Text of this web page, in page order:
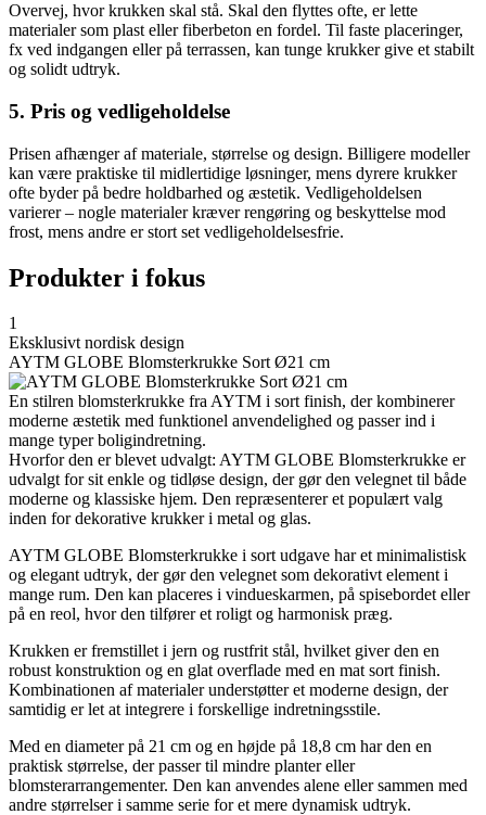
Overvej, hvor krukken skal stå. Skal den flyttes ofte, er lette
materialer som plast eller fiberbeton en fordel. Til faste placeringer,
fx ved indgangen eller på terrassen, kan tunge krukker give et stabilt
og solidt udtryk.
5. Pris og vedligeholdelse
Prisen afhænger af materiale, størrelse og design. Billigere modeller
kan være praktiske til midlertidige løsninger, mens dyrere krukker
ofte byder på bedre holdbarhed og æstetik. Vedligeholdelsen
varierer – nogle materialer kræver rengøring og beskyttelse mod
frost, mens andre er stort set vedligeholdelsesfrie.
Produkter i fokus
1
Eksklusivt nordisk design
AYTM GLOBE Blomsterkrukke Sort Ø21 cm
En stilren blomsterkrukke fra AYTM i sort finish, der kombinerer
moderne æstetik med funktionel anvendelighed og passer ind i
mange typer boligindretning.
Hvorfor den er blevet udvalgt: AYTM GLOBE Blomsterkrukke er
udvalgt for sit enkle og tidløse design, der gør den velegnet til både
moderne og klassiske hjem. Den repræsenterer et populært valg
inden for dekorative krukker i metal og glas.
AYTM GLOBE Blomsterkrukke i sort udgave har et minimalistisk
og elegant udtryk, der gør den velegnet som dekorativt element i
mange rum. Den kan placeres i vindueskarmen, på spisebordet eller
på en reol, hvor den tilfører et roligt og harmonisk præg.
Krukken er fremstillet i jern og rustfrit stål, hvilket giver den en
robust konstruktion og en glat overflade med en mat sort finish.
Kombinationen af materialer understøtter et moderne design, der
samtidig er let at integrere i forskellige indretningsstile.
Med en diameter på 21 cm og en højde på 18,8 cm har den en
praktisk størrelse, der passer til mindre planter eller
blomsterarrangementer. Den kan anvendes alene eller sammen med
andre størrelser i samme serie for et mere dynamisk udtryk.